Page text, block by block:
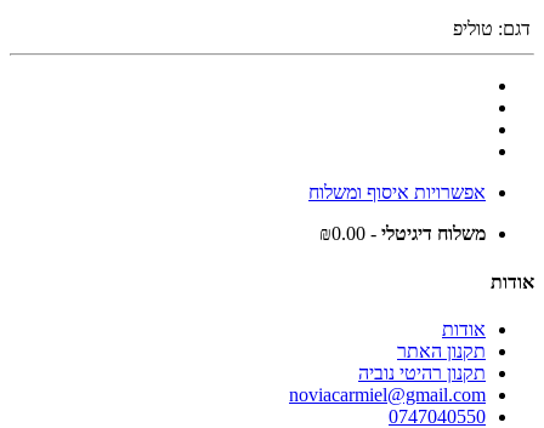
דגם: טוליפ
אפשרויות איסוף ומשלוח
משלוח דיגיטלי - ₪0.00
אודות
אודות
תקנון האתר
תקנון רהיטי נוביה
noviacarmiel@gmail.com
0747040550